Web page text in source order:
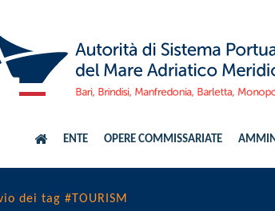
ENTE OPERE COMMISSARIATE
dei tag #TOURISM